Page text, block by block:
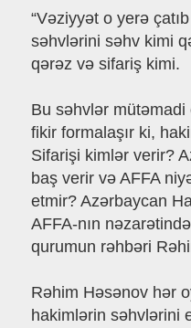
“Vəziyyət o yerə
səhvlərini səhv kimi
qərəz və sifariş kimi.
Bu səhvlər mütəmadi
fikir formalaşır ki,
Sifarişi kimlər verir?
baş verir və AFFA
etmir? Azərbaycan
AFFA-nın
qurumun rəhbəri
Rəhim Həsənov hər
hakimlərin səhvlərini